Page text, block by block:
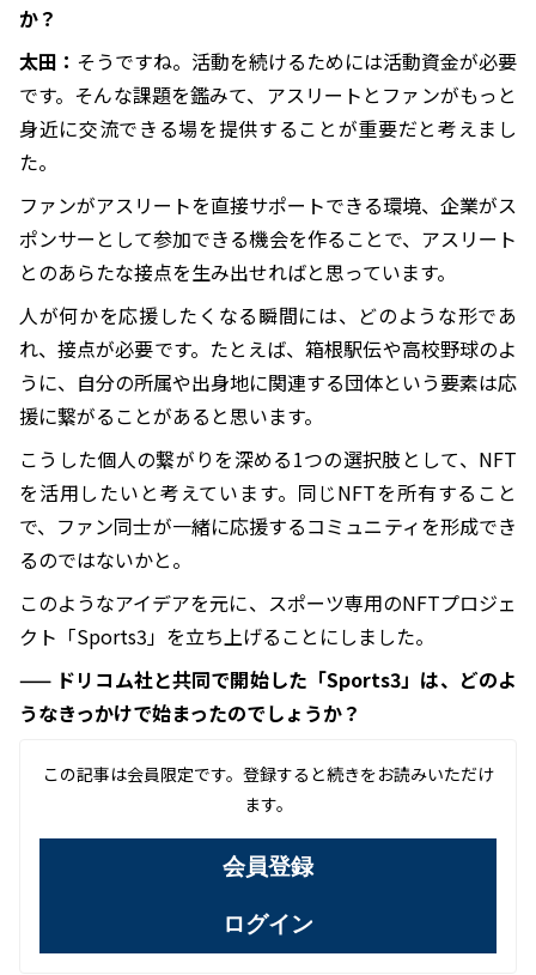
か？
太田： そうですね。活動を続けるためには活動資金が必要
です。そんな課題を鑑みて、アスリートとファンがもっと
身近に交流できる場を提供することが重要だと考えまし
た。
ファンがアスリートを直接サポートできる環境、企業がス
ポンサーとして参加できる機会を作ることで、アスリート
とのあらたな接点を生み出せればと思っています。
人が何かを応援したくなる瞬間には、どのような形であ
れ、接点が必要です。たとえば、箱根駅伝や高校野球のよ
うに、自分の所属や出身地に関連する団体という要素は応
援に繋がることがあると思います。
こうした個人の繋がりを深める1つの選択肢として、NFT
を活用したいと考えています。同じNFTを所有すること
で、ファン同士が一緒に応援するコミュニティを形成でき
るのではないかと。
このようなアイデアを元に、スポーツ専用のNFTプロジェ
クト「Sports3」を立ち上げることにしました。
—— ドリコム社と共同で開始した「Sports3」は、どのよ
うなきっかけで始まったのでしょうか？
この記事は会員限定です。登録すると続きをお読みいただけ
ます。
会員登録
ログイン